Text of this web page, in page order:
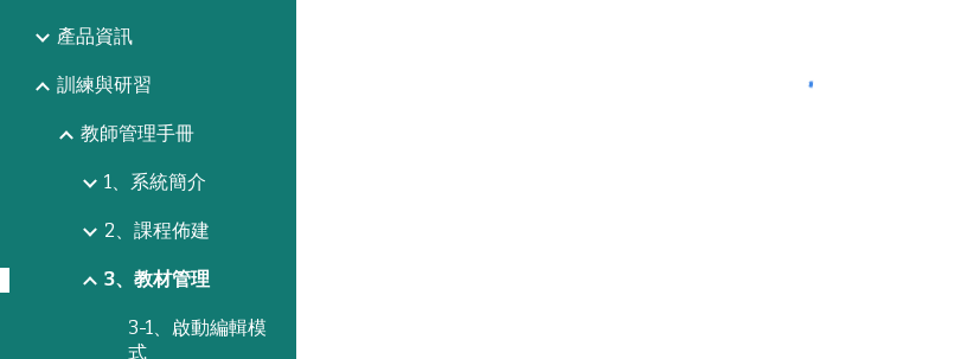
產品資訊
訓練與研習
教師管理手冊
1、系統簡介
2、課程佈建
3、教材管理
3-1、啟動編輯模
式